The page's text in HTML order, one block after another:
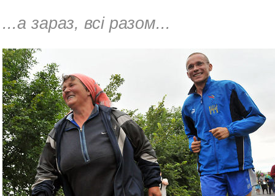
...а зараз, всі разом...